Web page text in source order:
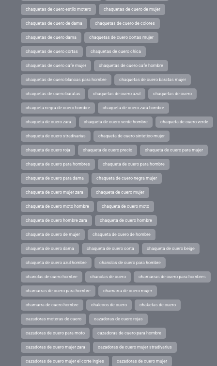
chaquetas de cuero estilo motero chaquetas de cuero de mujer
chaquetas de cuero de dama chaquetas de cuero de colores
chaquetas de cuero dama chaquetas de cuero cortas mujer
chaquetas de cuero cortas chaquetas de cuero chica
chaquetas de cuero cafe mujer chaquetas de cuero cafe hombre
chaquetas de cuero blancas para hombre chaquetas de cuero baratas mujer
chaquetas de cuero baratas chaquetas de cuero azul chaquetas de cuero
chaqueta negra de cuero hombre chaqueta de cuero zara hombre
chaqueta de cuero zara chaqueta de cuero verde hombre chaqueta de cuero verde
chaqueta de cuero stradivarius chaqueta de cuero sintetico mujer
chaqueta de cuero roja chaqueta de cuero precio chaqueta de cuero para mujer
chaqueta de cuero para hombres chaqueta de cuero para hombre
chaqueta de cuero para dama chaqueta de cuero negra mujer
chaqueta de cuero mujer zara chaqueta de cuero mujer
chaqueta de cuero moto hombre chaqueta de cuero moto
chaqueta de cuero hombre zara chaqueta de cuero hombre
chaqueta de cuero de mujer chaqueta de cuero de hombre
chaqueta de cuero dama chaqueta de cuero corta chaqueta de cuero beige
chaqueta de cuero azul hombre chanclas de cuero para hombre
chanclas de cuero hombre chanclas de cuero chamarras de cuero para hombres
chamarras de cuero para hombre chamarra de cuero mujer
chamarra de cuero hombre chalecos de cuero chaketas de cuero
cazadoras moteras de cuero cazadoras de cuero rojas
cazadoras de cuero para moto cazadoras de cuero para hombre
cazadoras de cuero mujer zara cazadoras de cuero mujer stradivarius
cazadoras de cuero mujer el corte ingles cazadoras de cuero mujer